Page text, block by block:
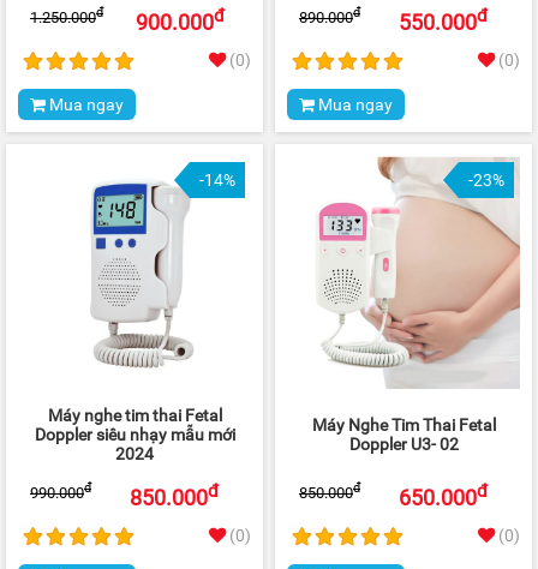
900.000đ
1.250.000đ
(0)
Mua ngay
550.000đ
890.000đ
(0)
Mua ngay
-14%
Máy nghe tim thai Fetal
Doppler siêu nhạy mẫu mới
2024
850.000đ
990.000đ
(0)
-23%
Máy Nghe Tim Thai Fetal
Doppler U3- 02
650.000đ
850.000đ
(0)